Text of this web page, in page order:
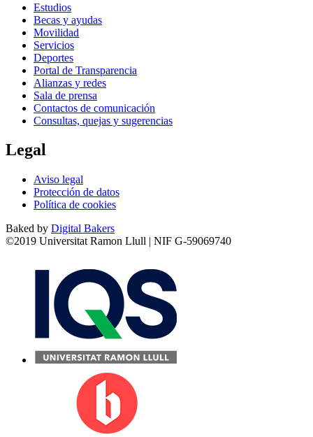
Estudios
Becas y ayudas
Movilidad
Servicios
Deportes
Portal de Transparencia
Alianzas y redes
Sala de prensa
Contactos de comunicación
Consultas, quejas y sugerencias
Legal
Aviso legal
Protección de datos
Política de cookies
Baked by Digital Bakers
©2019 Universitat Ramon Llull | NIF G-59069740